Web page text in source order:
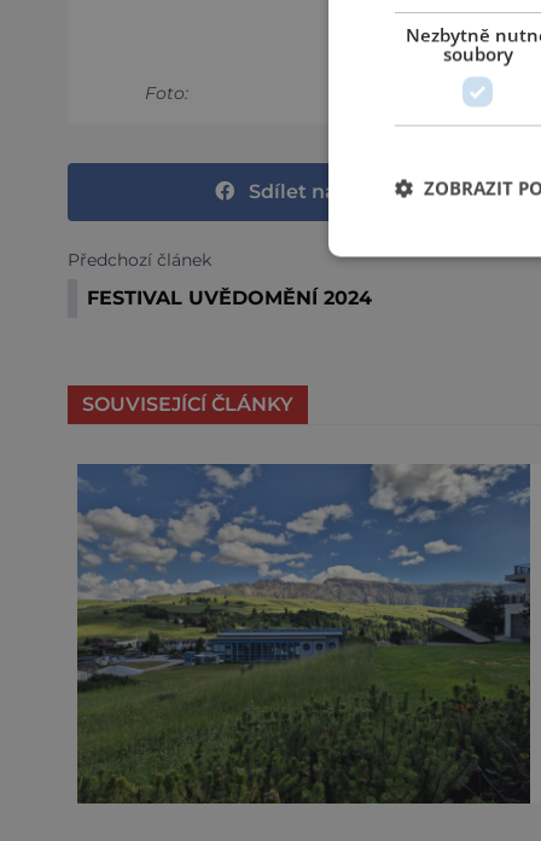
Foto:
Sdílet na Facebooku
Předchozí článek
FESTIVAL UVĚDOMĚNÍ 2024
SOUVISEJÍCÍ ČLÁNKY
Nezbytně
soubory
ZOBRAZIT